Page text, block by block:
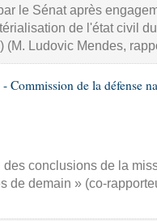
le Sénat après
de l'état civil
(M. Ludovic Mendes,
Commission de la défense
des conclusions de la
de demain » (co-